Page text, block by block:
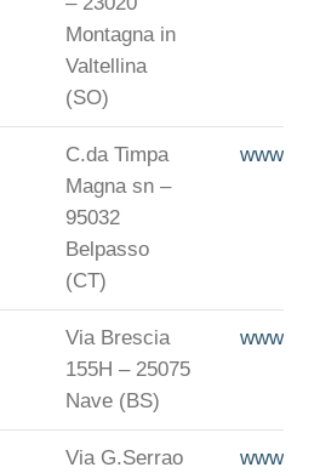
Montagna in
Valtellina
(SO)
C.da Timpa
Magna sn –
95032
Belpasso
(CT)
Via Brescia
155H – 25075
Nave (BS)
Via G.Serrao